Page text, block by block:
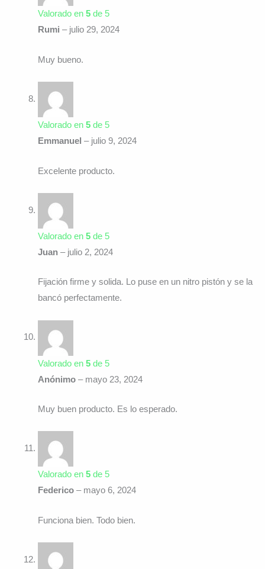
Valorado en 5de 5
Rumi – julio 29, 2024
Muy bueno.
Valorado en 5de 5
Emmanuel – julio 9, 2024
Excelente producto.
Valorado en 5de 5
Juan – julio 2, 2024
Fijación firme y solida. Lo puse en un nitro pistón y se la
bancó perfectamente.
Valorado en 5de 5
Anónimo – mayo 23, 2024
Muy buen producto. Es lo esperado.
Valorado en 5de 5
Federico – mayo 6, 2024
Funciona bien. Todo bien.